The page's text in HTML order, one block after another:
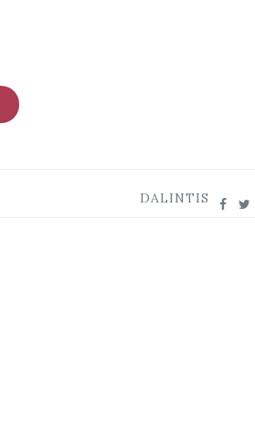
DALINTIS